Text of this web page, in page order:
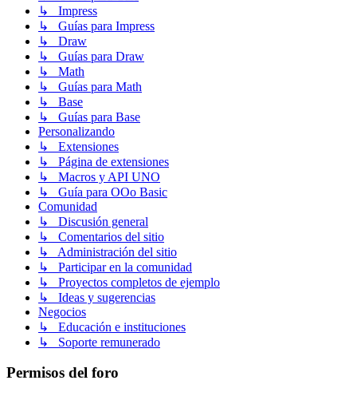
↳ Impress
↳ Guías para Impress
↳ Draw
↳ Guías para Draw
↳ Math
↳ Guías para Math
↳ Base
↳ Guías para Base
Personalizando
↳ Extensiones
↳ Página de extensiones
↳ Macros y API UNO
↳ Guía para OOo Basic
Comunidad
↳ Discusión general
↳ Comentarios del sitio
↳ Administración del sitio
↳ Participar en la comunidad
↳ Proyectos completos de ejemplo
↳ Ideas y sugerencias
Negocios
↳ Educación e instituciones
↳ Soporte remunerado
Permisos del foro